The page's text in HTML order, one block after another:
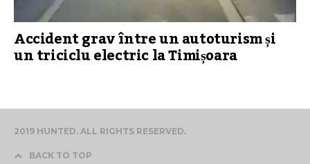
Accident grav între un autoturism și
un triciclu electric la Timișoara
2019 HUNTED. ALL RIGHTS RESERVED.
BACK TO TOP